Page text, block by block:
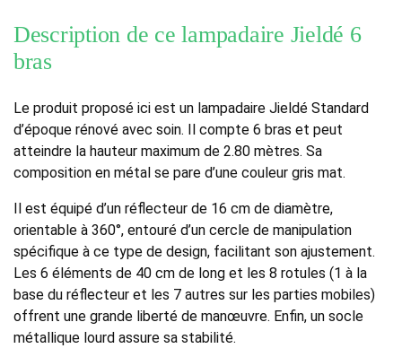
Description de ce lampadaire Jieldé 6
bras
Le produit proposé ici est un lampadaire Jieldé Standard
d’époque rénové avec soin. Il compte 6 bras et peut
atteindre la hauteur maximum de 2.80 mètres. Sa
composition en métal se pare d’une couleur gris mat.
Il est équipé d’un réflecteur de 16 cm de diamètre,
orientable à 360°, entouré d’un cercle de manipulation
spécifique à ce type de design, facilitant son ajustement.
Les 6 éléments de 40 cm de long et les 8 rotules (1 à la
base du réflecteur et les 7 autres sur les parties mobiles)
offrent une grande liberté de manœuvre. Enfin, un socle
métallique lourd assure sa stabilité.